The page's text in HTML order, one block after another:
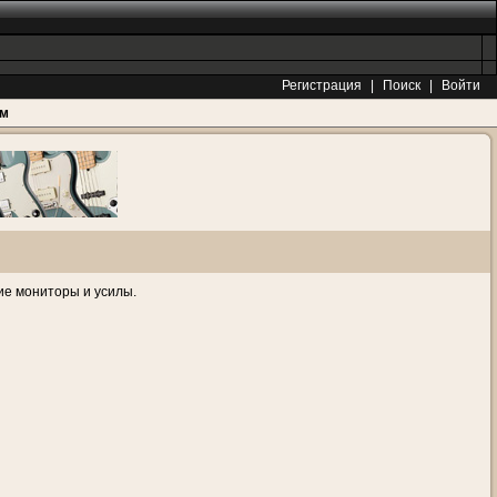
Регистрация Поиск
Войти
мониторы и усилы.